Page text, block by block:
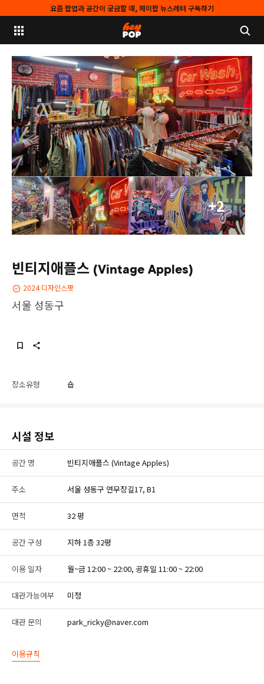
요즘 팝업과 공간이 궁금할 때, 헤이팝 뉴스레터 구독하기
빈티지애플스 (Vintage Apples)
2024 디자인스팟
서울 성동구
장소유형 숍
+2
시설 정보
공간 명 빈티지애플스 (Vintage Apples)
주소 서울 성동구 연무장길17, B1
면적 32 평
공간 구성 지하 1층 32평
이용 일자 월~금 12:00 ~ 22:00, 공휴일 11:00 ~ 22:00
대관가능여부 미정
대관 문의 park_ricky@naver.com
이용규칙